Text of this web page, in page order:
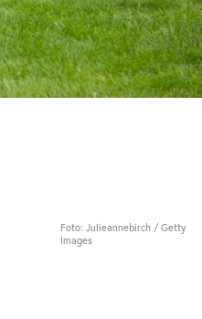
Foto: Julieannebirch / Getty
Images